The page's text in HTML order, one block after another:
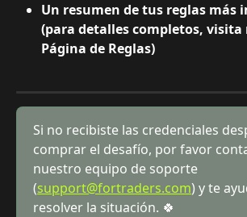
Un resumen de tus reglas más
(para detalles completos, visita
Página de Reglas)
Si no recibiste las credenciales
comprar el desafío, por favor
nuestro equipo de soporte
(support@fortraders.com) y te
resolver la situación. 🍀